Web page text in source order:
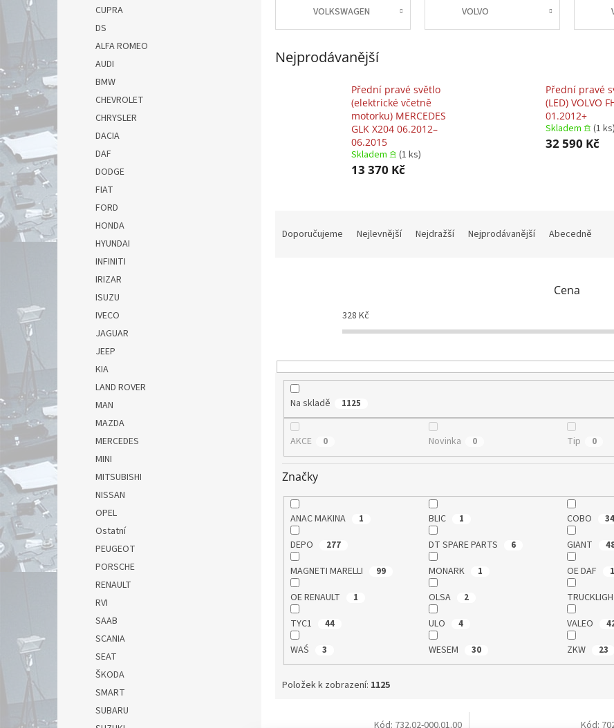
CUPRA
DS
ALFA ROMEO
AUDI
BMW
CHEVROLET
CHRYSLER
DACIA
DAF
DODGE
FIAT
FORD
HONDA
HYUNDAI
INFINITI
IRIZAR
ISUZU
IVECO
JAGUAR
JEEP
KIA
LAND ROVER
MAN
MAZDA
MERCEDES
MINI
MITSUBISHI
NISSAN
OPEL
Ostatní
PEUGEOT
PORSCHE
RENAULT
RVI
SAAB
SCANIA
SEAT
ŠKODA
SMART
SUBARU
VOLKSWAGEN VOLVO
Nejprodávanější
Přední pravé světlo
(elektrické včetně
motorku) MERCEDES
GLK X204 06.2012–
06.2015
Skladem 𖠿 (1 ks)
13 370 Kč
Přední pravé
(LED) VOLVO
01.2012+
Skladem 𖠿 (1 ks)
32 590 Kč
u
Doporučujeme Nejlevnější Nejdražší Nejprodávanější Abecedně
Cena
328 Kč
Na skladě 1125
AKCE 0 Novinka 0 Tip 0
Značky
ANAC MAKINA 1 BLIC 1 COBO 34
DEPO 277 DT SPARE PARTS 6 GIANT
MAGNETI MARELLI 99 MONARK 1 OE DAF 1
OE RENAULT 1 OLSA 2
TYC1 44 ULO 4 VALEO
WAŚ 3 WESEM 30 ZKW 23
Položek k zobrazení: 1125
Kód: 732.02-000.01.00 Kód: